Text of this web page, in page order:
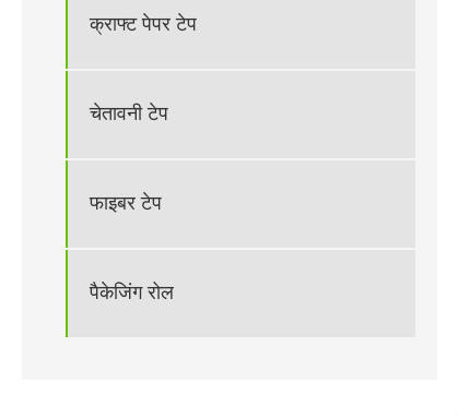
क्राफ्ट पेपर टेप
चेतावनी टेप
फाइबर टेप
पैकेजिंग रोल